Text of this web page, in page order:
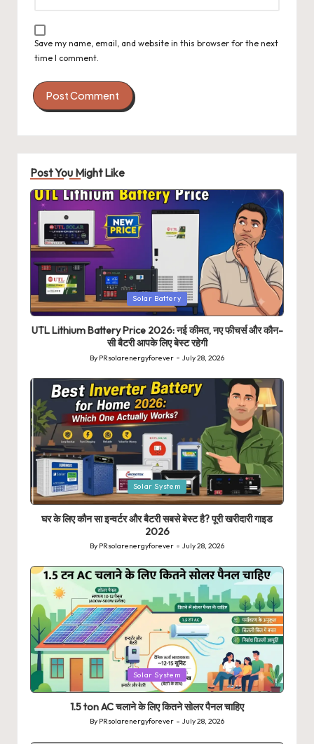
Save my name, email, and website in this browser for the next
time I comment.
Post You Might Like
Posted
in
Solar Battery
UTL Lithium Battery Price 2026: नई कीमत, नए फीचर्स और कौन-
सी बैटरी आपके लिए बेस्ट रहेगी
Posted
By PRsolarenergyforever July 28, 2026
Posted
in
Solar System
घर के लिए कौन सा इन्वर्टर और बैटरी सबसे बेस्ट है? पूरी खरीदारी गाइड
2026
Posted
by
By PRsolarenergyforever July 28, 2026
Posted
in
Solar System
1.5 ton AC चलाने के लिए कितने सोलर पैनल चाहिए
Posted
By PRsolarenergyforever July 28, 2026